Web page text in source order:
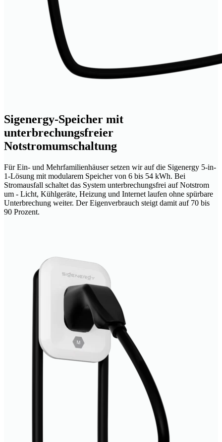
Sigenergy-Speicher mit
unterbrechungsfreier
Notstromumschaltung
Für Ein- und Mehrfamilienhäuser setzen wir auf die Sigenergy 5-in-
1-Lösung mit modularem Speicher von 6 bis 54 kWh. Bei
Stromausfall schaltet das System unterbrechungsfrei auf Notstrom
um - Licht, Kühlgeräte, Heizung und Internet laufen ohne spürbare
Unterbrechung weiter. Der Eigenverbrauch steigt damit auf 70 bis
90 Prozent.